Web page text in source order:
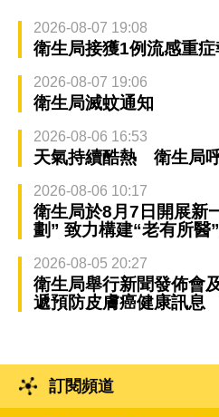
2026-08-07 19:08
衛生局接獲1例流感重症
2026-08-07 19:06
衛生局滅蚊通知
2026-08-06 16:53
天氣持續酷熱 衛生局
2026-08-06 10:17
衛生局於8月7日開展新
劃” 致力構建“老有所醫
2026-08-05 20:27
衛生局舉行新聞發佈會
遞預防皮膚癌健康訊息
訂閱頻道